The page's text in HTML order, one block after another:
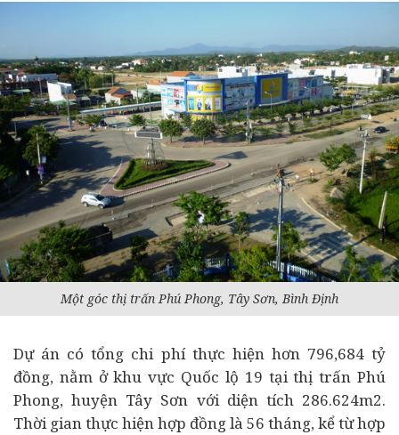
Một góc thị trấn Phú Phong, Tây Sơn, Bình Định
Dự án có tổng chi phí thực hiện hơn 796,684 tỷ
đồng, nằm ở khu vực Quốc lộ 19 tại thị trấn Phú
Phong, huyện Tây Sơn với diện tích 286.624m2.
Thời gian thực hiện hợp đồng là 56 tháng, kể từ hợp